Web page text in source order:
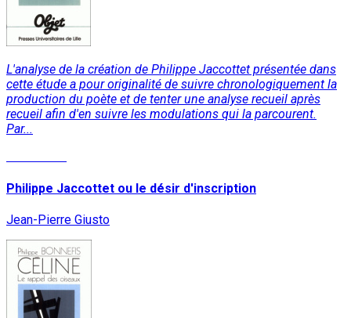
L'analyse de la création de Philippe Jaccottet présentée dans
cette étude a pour originalité de suivre chronologiquement la
production du poète et de tenter une analyse recueil après
recueil afin d'en suivre les modulations qui la parcourent.
Par...
Philippe Jaccottet ou le désir d'inscription
Jean-Pierre Giusto